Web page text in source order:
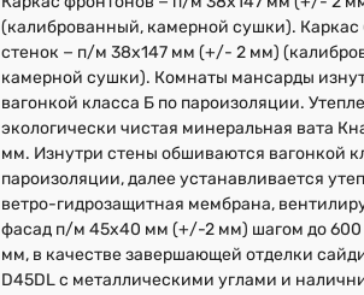
(калиброванный, камерной сушки). Каркас
стенок − п/м 38х147 мм (+/- 2 мм)
камерной сушки). Комнаты мансарды
вагонкой класса Б по пароизоляции.
экологически чистая минеральная вата
мм. Изнутри стены обшиваются вагонкой
пароизоляции, далее устанавливается
ветро-гидрозащитная мембрана,
фасад п/м 45х40 мм (+/-2 мм) шагом до
мм, в качестве завершающей отделки
D45DL с металлическими углами и